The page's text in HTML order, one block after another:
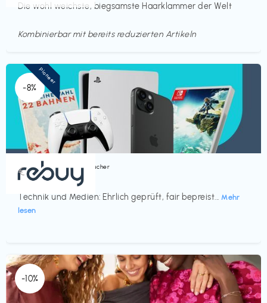
Die wohl weichste, biegsamste Haarklammer der Welt
Kombinierbar mit bereits reduzierten Artikeln
-8%
Bücher, Magazine & Hörbücher
rebuy
Technik und Medien: Ehrlich geprüft, fair bepreist... Mehr
lesen
€‎
Pioneer
-10%